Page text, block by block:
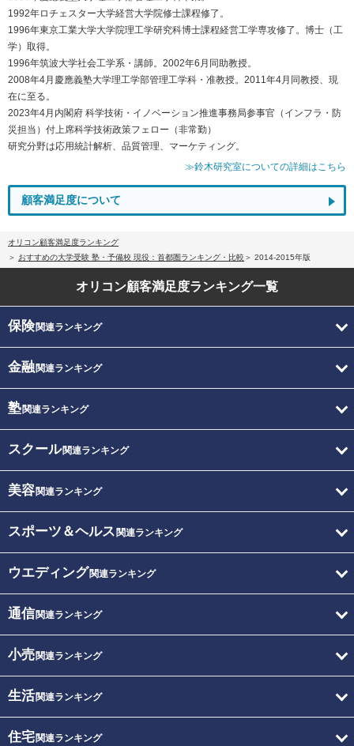
1992年ロチェスター大学経営大学院修士課程修了。
1996年東京工業大学大学院理工学研究科博士課程経営工学専攻修了。博士（工
学）取得。
1996年筑波大学社会工学系・講師。2002年6月同助教授。
2008年4月慶應義塾大学理工学部管理工学科・准教授。2011年4月同教授、現
在に至る。
2023年4月内閣府 科学技術・イノベーション推進事務局参事官（インフラ・防
災担当）付上席科学技術政策フェロー（非常勤）
研究分野は応用統計解析、品質管理、マーケティング。
≫鈴木研究室についての詳細はこちら
顧客満足度について
オリコン顧客満足度ランキング
おすすめの大学受験 塾・予備校 現役：首都圏ランキング・比較
2014-2015年版
オリコン顧客満足度ランキング一覧
保険関連ランキング
金融関連ランキング
塾関連ランキング
スクール関連ランキング
美容関連ランキング
スポーツ＆ヘルス 関連ランキング
ウエディング関連ランキング
通信関連ランキング
小売関連ランキング
生活関連ランキング
住宅関連ランキング